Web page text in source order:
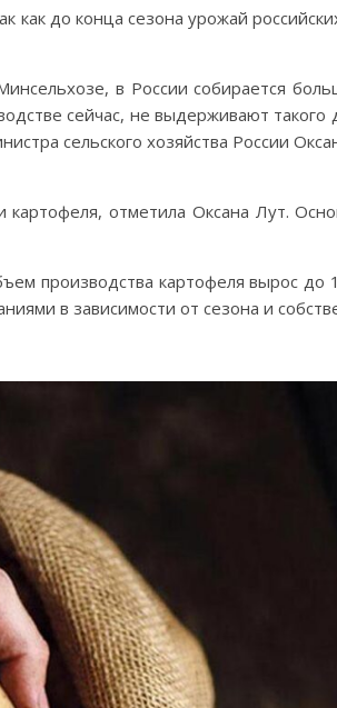
как до конца сезона урожай
в России собирается
сейчас, не выдерживают такого
сельского хозяйства России
отметила Оксана Лут.
производства картофеля вырос до
в зависимости от сезона и